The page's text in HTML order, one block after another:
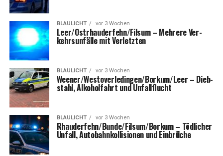
BLAULICHT vor 3 Wochen
Leer/Ostrhauderfehn/Filsum – Meh­re­re Ver­
kehrs­un­fäl­le mit Verletzten
BLAULICHT vor 3 Wochen
Weener/Westoverledingen/Borkum/Leer – Dieb­
stahl, Alko­hol­fahrt und Unfallflucht
BLAULICHT vor 3 Wochen
Rhauderfehn/Bunde/Filsum/Borkum – Töd­li­cher
Unfall, Auto­bahn­kol­li­sio­nen und Einbrüche